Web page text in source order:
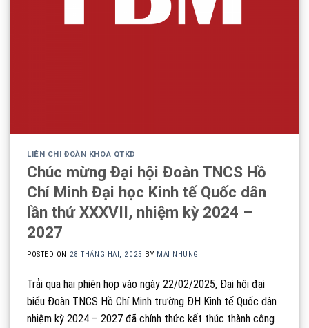
LIÊN CHI ĐOÀN KHOA QTKD
Chúc mừng Đại hội Đoàn TNCS Hồ
Chí Minh Đại học Kinh tế Quốc dân
lần thứ XXXVII, nhiệm kỳ 2024 –
2027
POSTED ON 28 THÁNG HAI, 2025 BY MAI NHUNG
Trải qua hai phiên họp vào ngày 22/02/2025, Đại hội đại
biểu Đoàn TNCS Hồ Chí Minh trường ĐH Kinh tế Quốc dân
nhiệm kỳ 2024 – 2027 đã chính thức kết thúc thành công